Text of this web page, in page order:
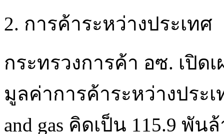
2. การค้าระหว่างประเทศ
กระทรวงการค้า อซ. เปิด
มูลค่าการค้าระหว่างประ
and gas คิดเป็น 115.9 พั